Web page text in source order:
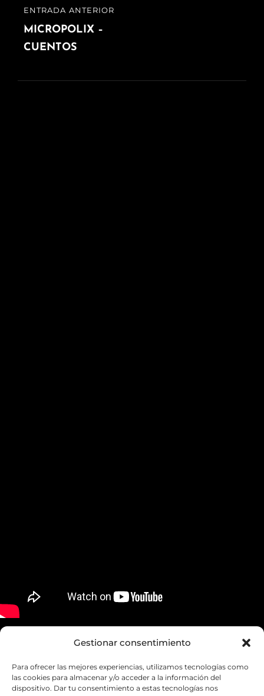
Gestionar consentimiento
Para ofrecer las mejores experiencias, utilizamos tecnologías como
las cookies para almacenar y/o acceder a la información del
dispositivo. Dar tu consentimiento a estas tecnologías nos
ENTRADA ANTERIOR
MICROPOLIX –
CUENTOS
Aviso legal